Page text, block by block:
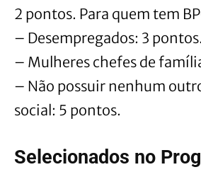
2 pontos. Para quem tem
– Desempregados: 3 pontos.
– Mulheres chefes de
– Não possuir nenhum
social: 5 pontos.
Selecionados no